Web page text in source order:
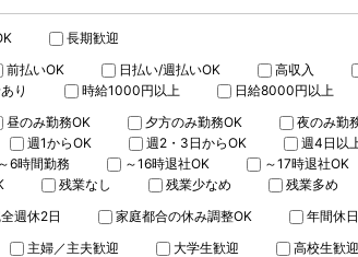
長期歓迎
前払いOK 日払い/週払いOK 高収入
り 時給1000円以上 日給8000円以上
昼のみ勤務OK 夕方のみ勤務OK 夜のみ勤
週1からOK 週2・3日からOK 週4日以
～6時間勤務 ～16時退社OK ～17時退社OK
残業なし 残業少なめ 残業多め
週休2日 家庭都合の休み調整OK
年間休
主婦／主夫歓迎 大学生歓迎 高校生歓迎